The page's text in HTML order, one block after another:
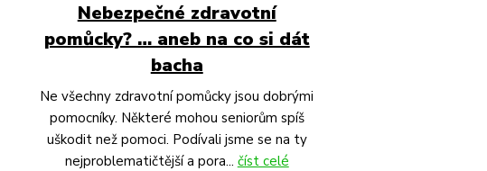
Nebezpečné zdravotní
pomůcky? … aneb na co si dát
bacha
Ne všechny zdravotní pomůcky jsou dobrými
pomocníky. Některé mohou seniorům spíš
uškodit než pomoci. Podívali jsme se na ty
nejproblematičtější a pora... číst celé